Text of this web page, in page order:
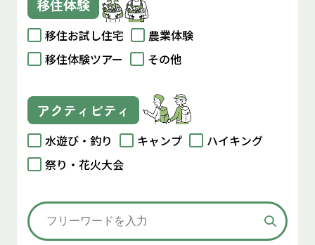
移住体験
移住お試し住宅
農業体験
移住体験ツアー
その他
アクティビティ
水遊び・釣り キャンプ
ハイキング
祭り・花火大会